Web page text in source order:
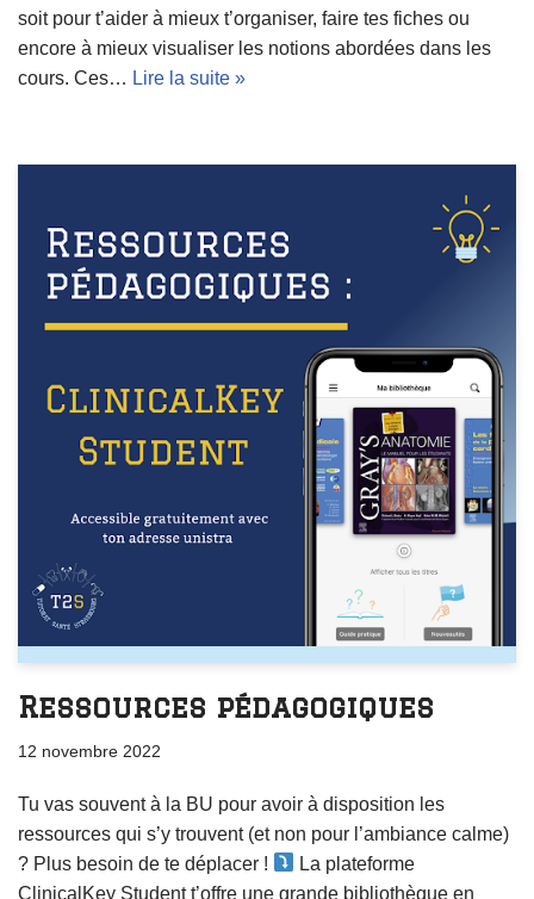
soit pour t’aider à mieux t’organiser, faire tes fiches ou
encore à mieux visualiser les notions abordées dans les
cours. Ces… Lire la suite »
Ressources pédagogiques
12 novembre 2022
Tu vas souvent à la BU pour avoir à disposition les
ressources qui s’y trouvent (et non pour l’ambiance calme)
? Plus besoin de te déplacer !
La plateforme
ClinicalKey Student t’offre une grande bibliothèque en